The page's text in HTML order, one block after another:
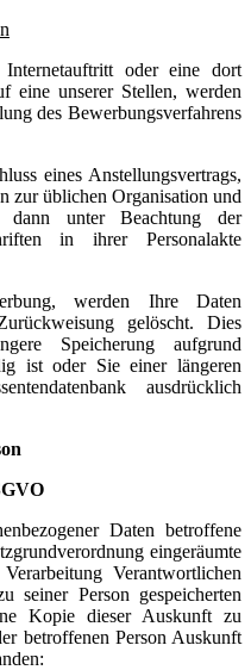
oder eine dort
eine unserer Stellen, werden
des Bewerbungsverfahrens
eines Anstellungsvertrags,
zur üblichen Organisation und
unter Beachtung der
in ihrer Personalakte
werden Ihre Daten
gelöscht. Dies
Speicherung aufgrund
ist oder Sie einer längeren
ausdrücklich
Daten betroffene
eingeräumte
Verantwortlichen
seiner Person gespeicherten
Kopie dieser Auskunft zu
betroffenen Person Auskunft